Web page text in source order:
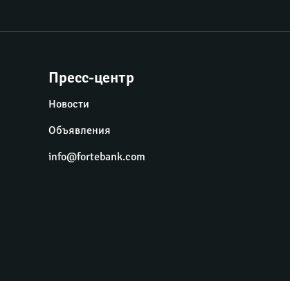
Пресс-центр
Новости
Объявления
info@fortebank.com